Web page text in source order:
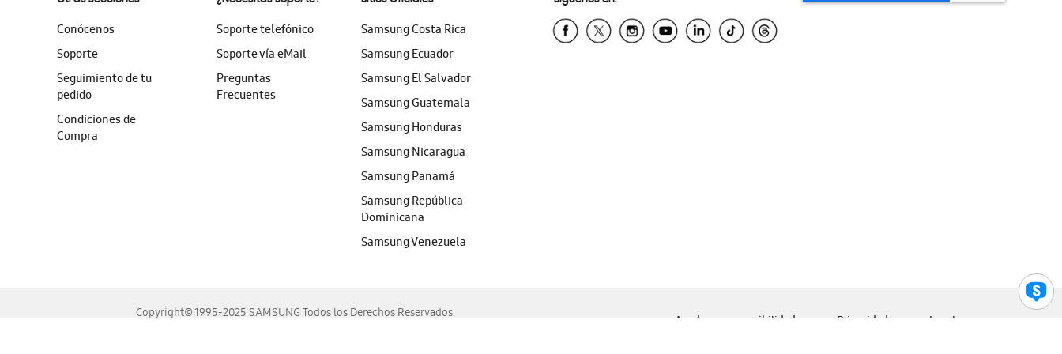
Conócenos
Soporte
Seguimiento de tu
pedido
Condiciones de
Compra
Soporte telefónico
Soporte vía eMail
Preguntas
Frecuentes
Samsung Costa Rica
Samsung Ecuador
Samsung El Salvador
Samsung Guatemala
Samsung Honduras
Samsung Nicaragua
Samsung Panamá
Samsung República
Dominicana
Samsung Venezuela
Copyright© 1995-2025 SAMSUNG Todos los Derechos Reservados.
Ayuda para accesibilidad Privacidad Legal